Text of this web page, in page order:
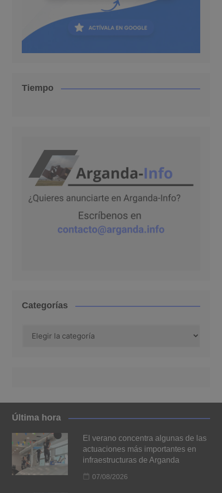
Tiempo
Categorías
Última hora
El verano concentra algunas de las
actuaciones más importantes en
infraestructuras de Arganda
07/08/2026